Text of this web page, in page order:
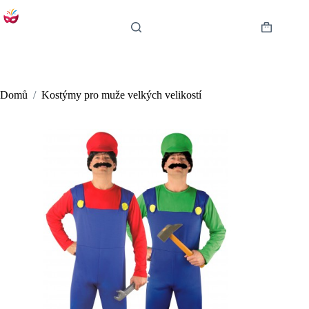
to
Shopping
Domů / Kostýmy pro muže velkých velikostí